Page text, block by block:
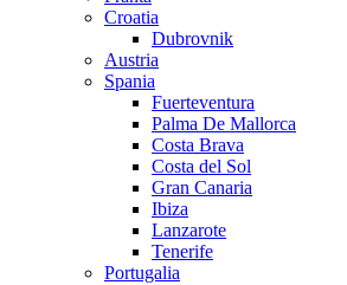
Croatia
Dubrovnik
Austria
Spania
Fuerteventura
Palma De Mallorca
Costa Brava
Costa del Sol
Gran Canaria
Ibiza
Lanzarote
Tenerife
Portugalia